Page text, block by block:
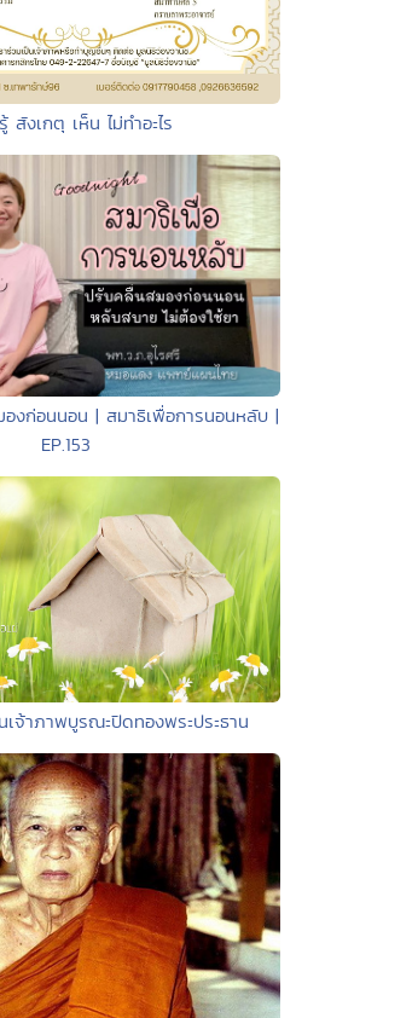
สังเกตุ เห็น ไม่ทำอะไร
งก่อนนอน | สมาธิเพื่อการนอนหลับ |
EP.153
จ้าภาพบูรณะปิดทองพระประธาน